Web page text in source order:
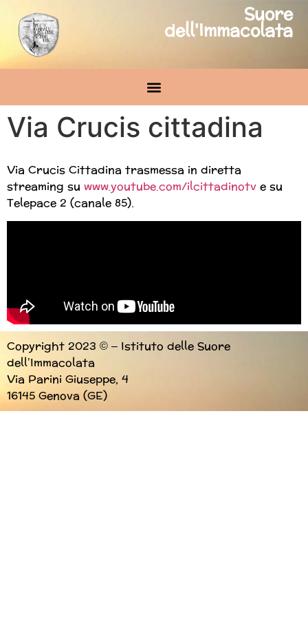
Suore
dell'Immacolata
Via Crucis cittadina
Via Crucis Cittadina trasmessa in diretta
streaming su www.youtube.com/ilcittadinotve su
Telepace 2 (canale 85).
Copyright 2023 © – Istituto delle Suore
dell’Immacolata
Via Parini Giuseppe, 4
16145 Genova (GE)